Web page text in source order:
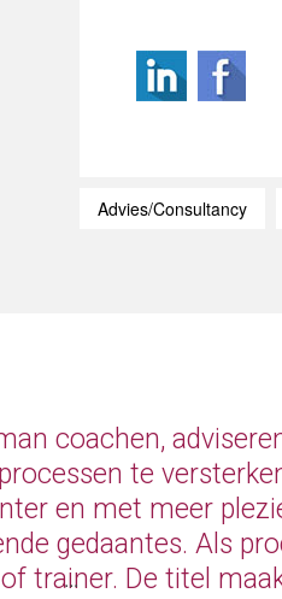
Advies/Consultancy
coachen,
te
en met meer
gedaantes. Als
trainer. De titel
...